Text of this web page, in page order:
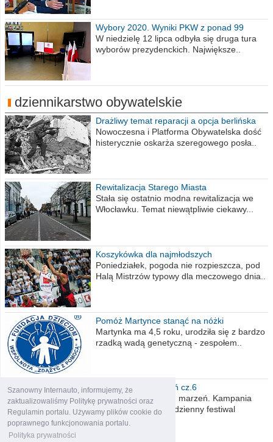
Szanowny Internauto, informujemy, że
zaktualizowaliśmy Politykę prywatności oraz
Regulamin portalu. Używamy plików cookie do
poprawnego funkcjonowania portalu.
Polityka prywatności
Wybory 2020. Wyniki PKW z ponad 99
procent obwodów
W niedzielę 12 lipca odbyła się druga tura
wyborów prezydenckich. Największe..
dziennikarstwo obywatelskie
Drażliwy temat reparacji a opcja berlińska
Nowoczesna i Platforma Obywatelska dość
histerycznie oskarża szeregowego posła..
Rewitalizacja Starego Miasta
Stała się ostatnio modna rewitalizacja we
Włocławku. Temat niewątpliwie ciekawy...
Koszykówka dla najmłodszych
Poniedziałek, pogoda nie rozpieszcza, pod
Halą Mistrzów typowy dla meczowego dnia..
Pomóż Martynce stanąć na nóżki
Martynka ma 4,5 roku, urodziła się z bardzo
rzadką wadą genetyczną - zespołem..
Polska moich marzeń cz.6
Nadszedł kres moich marzeń. Kampania
wyborcza czyli niecodzienny festiwal
obietnic,..